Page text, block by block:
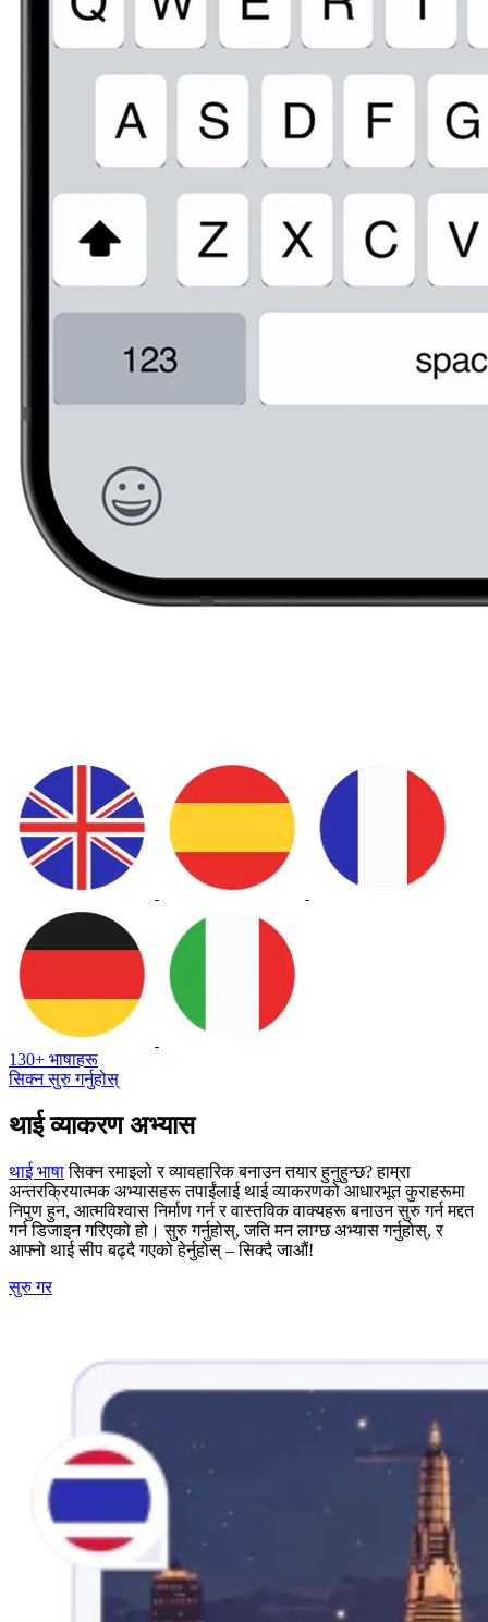
130+ भाषाहरू
सिक्न सुरु गर्नुहोस्
थाई व्याकरण अभ्यास
थाई भाषासिक्न रमाइलो र व्यावहारिक बनाउन तयार हुनुहुन्छ? हाम्रा
अन्तरक्रियात्मक अभ्यासहरू तपाईंलाई थाई व्याकरणको आधारभूत कुराहरूमा
निपुण हुन, आत्मविश्वास निर्माण गर्न र वास्तविक वाक्यहरू बनाउन सुरु गर्न मद्दत
गर्न डिजाइन गरिएको हो। सुरु गर्नुहोस्, जति मन लाग्छ अभ्यास गर्नुहोस्, र
आफ्नो थाई सीप बढ्दै गएको हेर्नुहोस् – सिक्दै जाऔं!
सुरु गर